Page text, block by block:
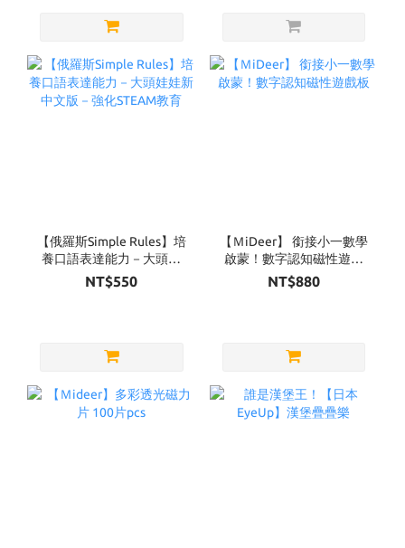
【俄羅斯Simple Rules】培
養口語表達能力－大頭娃
娃新中文版－強化STEAM
教育
NT$550
【ＭiDeer】 銜接小一數學
啟蒙！數字認知磁性遊戲
板
NT$880